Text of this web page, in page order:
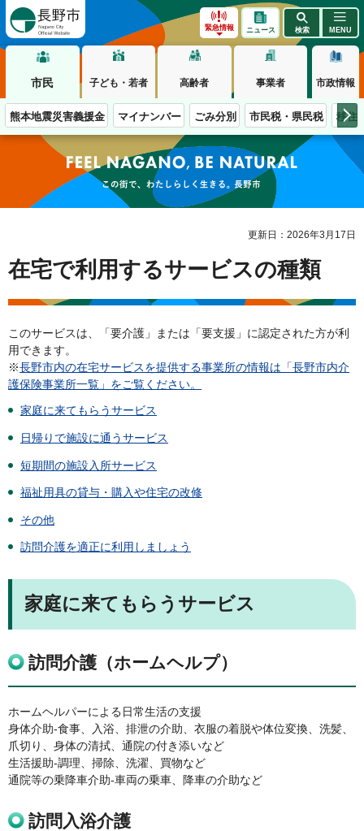
緊急情報 ニュース 検索 MENU
市民 子ども・若者 高齢者 事業者 市政情報
熊本地震災害義援金 マイナンバー ごみ分別 市民税・県民税 移住
この街で、わたしらしく生きる。長野市
更新日：2026年3月17日
在宅で利用するサービスの種類
このサービスは、「要介護」または「要支援」に認定された方が利
用できます。
※長野市内の在宅サービスを提供する事業所の情報は「長野市内介
護保険事業所一覧」をご覧ください。
家庭に来てもらうサービス
日帰りで施設に通うサービス
短期間の施設入所サービス
福祉用具の貸与・購入や住宅の改修
その他
訪問介護を適正に利用しましょう
家庭に来てもらうサービス
訪問介護（ホームヘルプ）
ホームヘルパーによる日常生活の支援
身体介助-食事、入浴、排泄の介助、衣服の着脱や体位変換、洗髪、
爪切り、身体の清拭、通院の付き添いなど
生活援助-調理、掃除、洗濯、買物など
通院等の乗降車介助-車両の乗車、降車の介助など
訪問入浴介護